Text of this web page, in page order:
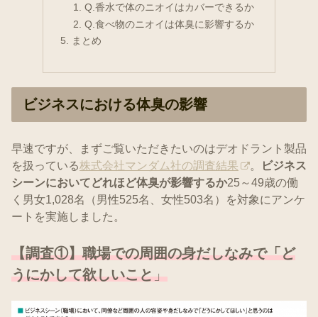
Q.香水で体のニオイはカバーできるか
Q.食べ物のニオイは体臭に影響するか
まとめ
ビジネスにおける体臭の影響
早速ですが、まずご覧いただきたいのはデオドラント製品
を扱っている株式会社マンダム社の調査結果 。
ビジネス
シーンにおいてどれほど体臭が影響するか25～49歳の働
く男女1,028名（男性525名、女性503名）を対象にアンケ
ートを実施しました。
【調査①】職場での周囲の身だしなみで「ど
うにかして欲しいこと」